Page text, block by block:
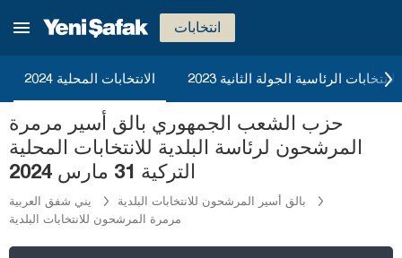
انتخابات
الانتخابات المحلية 2024 2023 الانتخابات الرئاسية الجولة الثانية
حزب الشعب الجمهوري بالق أسير مرمرة
المرشحون لرئاسة البلدية للانتخابات المحلية
التركية 31 مارس 2024
يني شفق العربية
بالق أسير المرشحون للانتخابات البلدية
مرمرة المرشحون للانتخابات البلدية
أديامان
أغري
أكسراي
أماصيا
أنطاليا
أرداهان